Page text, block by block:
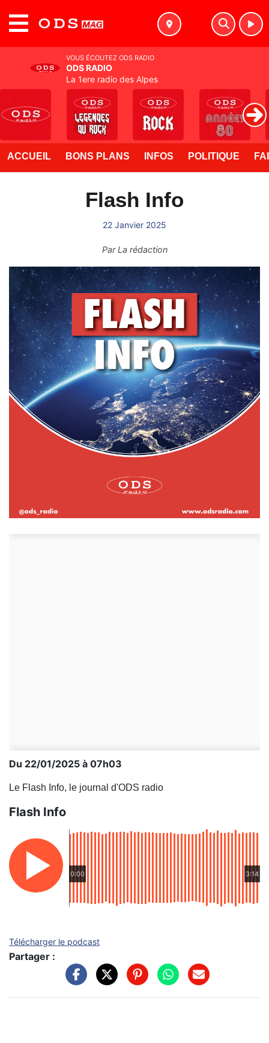
ACCUEIL BONS PLANS INFOS POLITIQUE
Flash Info
22 Janvier 2025
ParLa rédaction
Du 22/01/2025 à 07h03
Le Flash Info, le journal d'ODS radio
Flash Info
0:00 3:14
Télécharger le podcast
Partager :
VOUS ÉCOUTEZ ODS RADIO
ODS RADIO
La 1ere radio des Alpes